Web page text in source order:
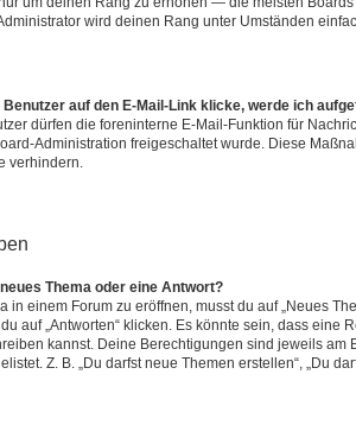
wird deinen Rang unter Umständen
Benutzer auf den E-Mail-Link klicke, werde ich
dürfen die foreninterne E-Mail-Funktion für
Administration freigeschaltet wurde. Diese
verhindern.
Thema oder eine Antwort?
in einem Forum zu eröffnen, musst du auf „Neues
auf „Antworten“ klicken. Es könnte sein, dass eine
kannst. Deine Berechtigungen sind jeweils am
Z. B. „Du darfst neue Themen erstellen“, „Du